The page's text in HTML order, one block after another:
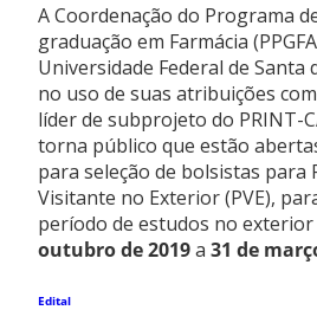
A Coordenação do Programa
graduação em Farmácia
Universidade Federal de Santa
no uso de suas atribuições
líder de subprojeto do PRINT-
torna público que estão
para seleção de bolsistas para
Visitante no Exterior (PVE),
período de estudos no
outubro de 2019a31 de
Edital